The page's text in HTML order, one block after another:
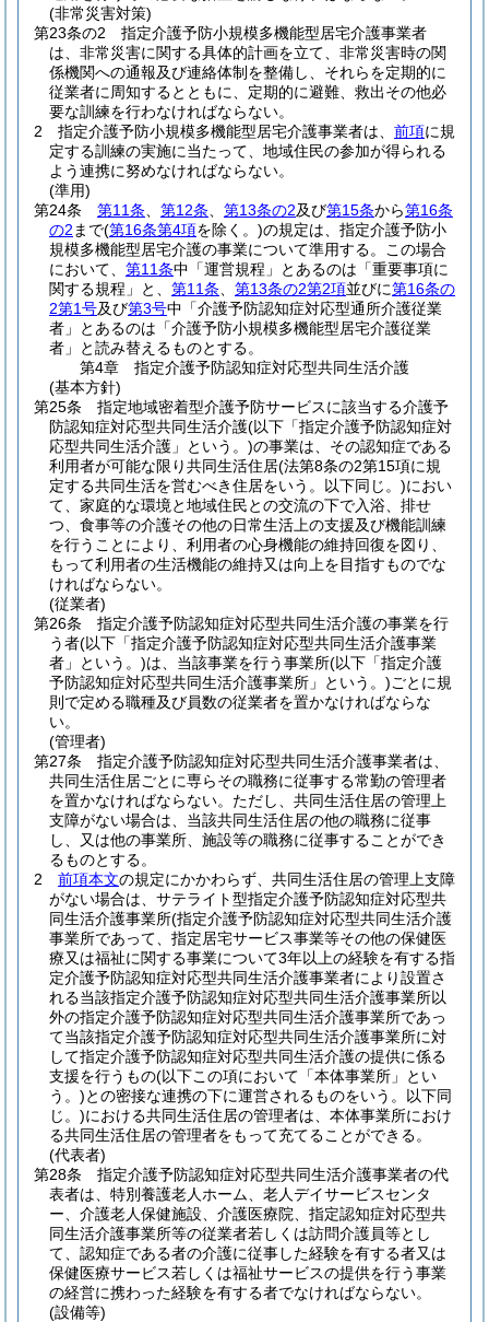
(非常災害対策)
第23条の2
指定介護予防小規模多機能型居宅介護事業者
は、非常災害に関する具体的計画を立て、非常災害時の関
係機関への通報及び連絡体制を整備し、それらを定期的に
従業者に周知するとともに、定期的に避難、救出その他必
要な訓練を行わなければならない。
2
指定介護予防小規模多機能型居宅介護事業者は、 前項に規
定する訓練の実施に当たって、地域住民の参加が得られる
よう連携に努めなければならない。
(準用)
第24条
第11条 第12条 第13条の2及び第15条から第16条
の2 まで(第16条第4項を除く。)の規定は、指定介護予防小
規模多機能型居宅介護の事業について準用する。
この場合
において、 第11条中「運営規程」とあるのは「重要事項に
関する規程」と、 第11条 第13条の2第2項並びに第16条の
2第1号及び第3号中「介護予防認知症対応型通所介護従業
者」とあるのは「介護予防小規模多機能型居宅介護従業
者」と読み替えるものとする。
第4章
指定介護予防認知症対応型共同生活介護
(基本方針)
第25条
指定地域密着型介護予防サービスに該当する介護予
防認知症対応型共同生活介護(以下「指定介護予防認知症対
応型共同生活介護」という。)の事業は、その認知症である
利用者が可能な限り共同生活住居(法第8条の2第15項に規
定する共同生活を営むべき住居をいう。以下同じ。)におい
て、家庭的な環境と地域住民との交流の下で入浴、排せ
つ、食事等の介護その他の日常生活上の支援及び機能訓練
を行うことにより、利用者の心身機能の維持回復を図り、
もって利用者の生活機能の維持又は向上を目指すものでな
ければならない。
(従業者)
第26条
指定介護予防認知症対応型共同生活介護の事業を行
う者(以下「指定介護予防認知症対応型共同生活介護事業
者」という。)は、当該事業を行う事業所(以下「指定介護
予防認知症対応型共同生活介護事業所」という。)ごとに規
則で定める職種及び員数の従業者を置かなければならな
い。
(管理者)
第27条
指定介護予防認知症対応型共同生活介護事業者は、
共同生活住居ごとに専らその職務に従事する常勤の管理者
を置かなければならない。 ただし、共同生活住居の管理上
支障がない場合は、当該共同生活住居の他の職務に従事
し、又は他の事業所、施設等の職務に従事することができ
るものとする。
2
前項本文の規定にかかわらず、共同生活住居の管理上支障
がない場合は、サテライト型指定介護予防認知症対応型共
同生活介護事業所(指定介護予防認知症対応型共同生活介護
事業所であって、指定居宅サービス事業等その他の保健医
療又は福祉に関する事業について3年以上の経験を有する指
定介護予防認知症対応型共同生活介護事業者により設置さ
れる当該指定介護予防認知症対応型共同生活介護事業所以
外の指定介護予防認知症対応型共同生活介護事業所であっ
て当該指定介護予防認知症対応型共同生活介護事業所に対
して指定介護予防認知症対応型共同生活介護の提供に係る
支援を行うもの(以下この項において「本体事業所」とい
う。)との密接な連携の下に運営されるものをいう。以下同
じ。)における共同生活住居の管理者は、本体事業所におけ
る共同生活住居の管理者をもって充てることができる。
(代表者)
第28条
指定介護予防認知症対応型共同生活介護事業者の代
表者は、特別養護老人ホーム、老人デイサービスセンタ
ー、介護老人保健施設、介護医療院、指定認知症対応型共
同生活介護事業所等の従業者若しくは訪問介護員等とし
て、認知症である者の介護に従事した経験を有する者又は
保健医療サービス若しくは福祉サービスの提供を行う事業
の経営に携わった経験を有する者でなければならない。
(設備等)